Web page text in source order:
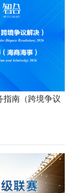
指南（跨境争议